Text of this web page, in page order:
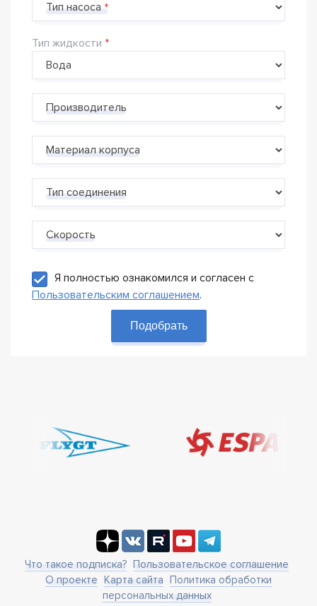
Тип насоса
Тип жидкости
Производитель
Материал корпуса
Тип соединения
Скорость
Я полностью ознакомился и согласен с
Пользовательским соглашением.
Подобрать
Что такое подписка? Пользовательское соглашение
О проекте Карта сайта Политика обработки
персональных данных